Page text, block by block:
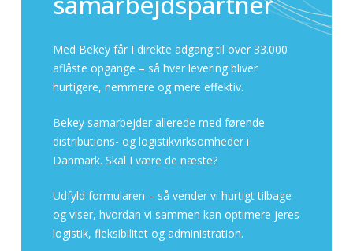
Med Bekey får I direkte adgang til over 33.000
aflåste opgange – så hver levering bliver
hurtigere, nemmere og mere effektiv.
Bekey samarbejder allerede med førende
distributions- og logistikvirksomheder i
Danmark. Skal I være de næste?
Udfyld formularen – så vender vi hurtigt tilbage
og viser, hvordan vi sammen kan optimere jeres
logistik, fleksibilitet og administration.